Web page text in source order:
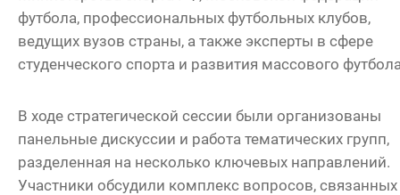
футбола, профессиональных футбольных клубов,
ведущих вузов страны, а также эксперты в сфере
студенческого спорта и развития массового
В ходе стратегической сессии были организованы
панельные дискуссии и работа тематических групп,
разделенная на несколько ключевых направлений.
Участники обсудили комплекс вопросов, связанных